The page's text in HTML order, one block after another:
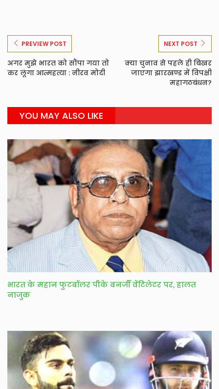
PREVIEW POST
अगर मुझे भारत को सौंपा गया तो
कर लूंगा आत्महत्या : नीरव मोदी
NEXT POST
क्या चुनाव से पहले ही बिखर
जाएगा झारखण्ड में विपक्षी
महागठबंधन?
YOU MAY ALSO LIKE
भारत के महान फुटबॉलर पीके बनर्जी वेंटिलेटर पर, हालत
नाजुक